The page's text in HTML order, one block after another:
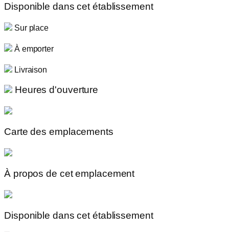
Disponible dans cet établissement
Sur place
À emporter
Livraison
Heures d'ouverture
Carte des emplacements
À propos de cet emplacement
Disponible dans cet établissement